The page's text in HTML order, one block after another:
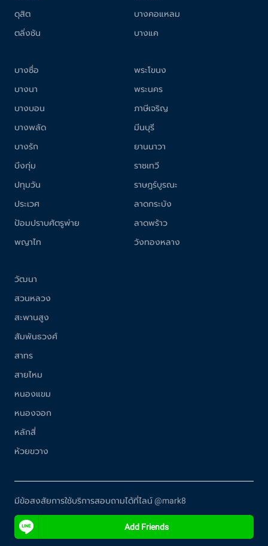
ดุสิต
ตลิ่งชัน
บางคอแหลม
บางแค
บางซื่อ
บางนา
บางบอน
บางพลัด
บางรัก
บึงกุ่ม
ปทุมวัน
ประเวศ
ป้อมปราบศัตรูพ่าย
พญาไท
พระโขนง
พระนคร
ภาษีเจริญ
มีนบุรี
ยานนาวา
ราชเทวี
ราษฎร์บูรณะ
ลาดกระบัง
ลาดพร้าว
วังทองหลาง
วัฒนา
สวนหลวง
สะพานสูง
สัมพันธวงศ์
สาทร
สายไหม
หนองแขม
หนองจอก
หลักสี่
ห้วยขวาง
มีข้อสงสัยการใช้บริการสอบถามได้ที่ไลน์ @mark8
Add Friends